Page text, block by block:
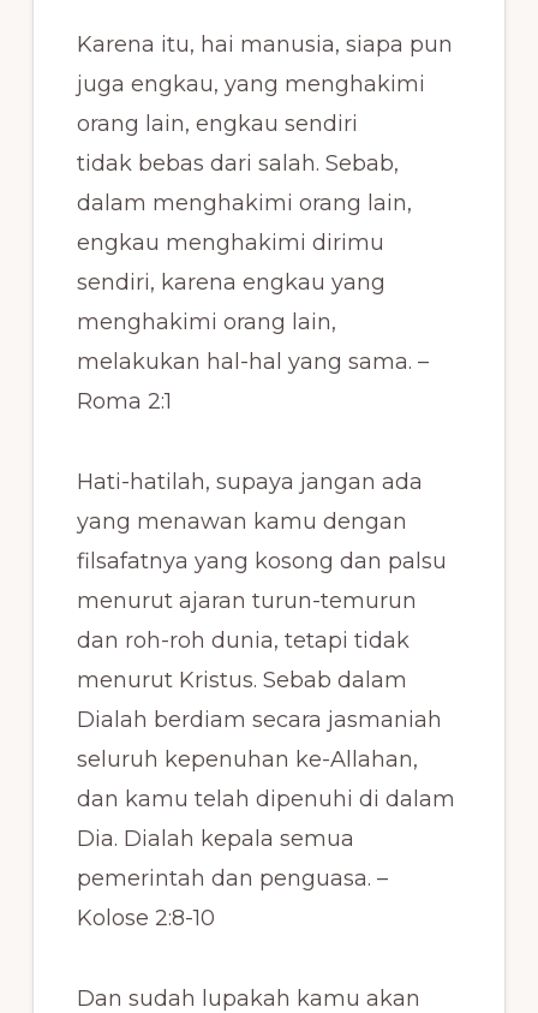
Karena itu, hai manusia, siapa pun
juga engkau, yang menghakimi
orang lain, engkau sendiri
tidak bebas dari salah. Sebab,
dalam menghakimi orang lain,
engkau menghakimi dirimu
sendiri, karena engkau yang
menghakimi orang lain,
melakukan hal-hal yang sama. –
Roma 2:1
Hati-hatilah, supaya jangan ada
yang menawan kamu dengan
filsafatnya yang kosong dan palsu
menurut ajaran turun-temurun
dan roh-roh dunia, tetapi tidak
menurut Kristus. Sebab dalam
Dialah berdiam secara jasmaniah
seluruh kepenuhan ke-Allahan,
dan kamu telah dipenuhi di dalam
Dia. Dialah kepala semua
pemerintah dan penguasa. –
Kolose 2:8-10
Dan sudah lupakah kamu akan